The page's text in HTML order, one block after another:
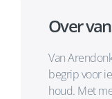
Over
Van
begrip voor
houd. Met